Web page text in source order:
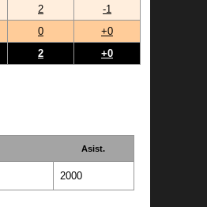
2
-1
0
+0
2 +0
Asist.
2000